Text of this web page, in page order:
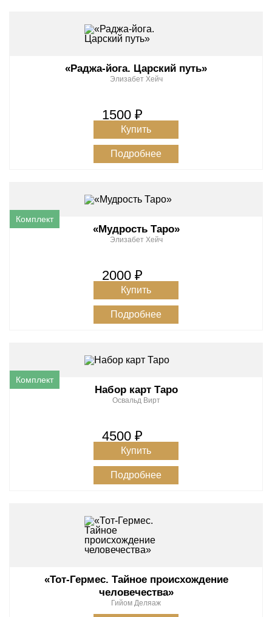
«Раджа-йога. Царский путь»
Элизабет Хейч
1500 ₽
Купить
Подробнее
«Мудрость Таро»
Элизабет Хейч
2000 ₽
Купить
Подробнее
Набор карт Таро
Освальд Вирт
4500 ₽
Купить
Подробнее
«Тот-Гермес. Тайное происхождение
человечества»
Гийом Деляаж